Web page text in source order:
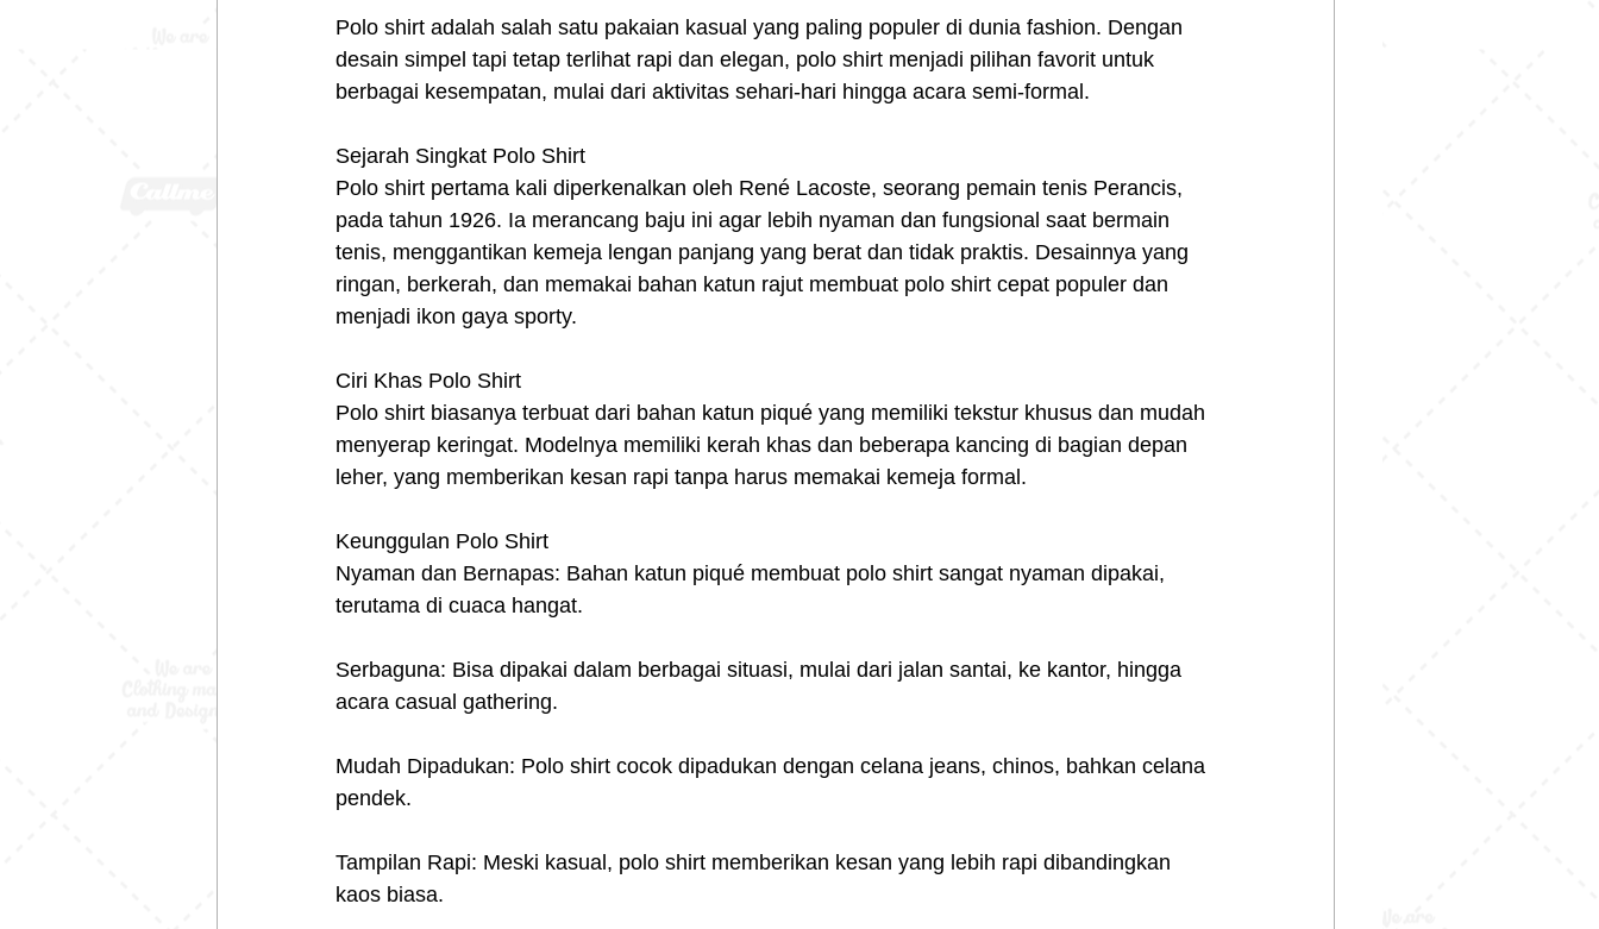
Polo shirt adalah salah satu pakaian kasual yang paling populer di dunia fashion. Dengan
desain simpel tapi tetap terlihat rapi dan elegan, polo shirt menjadi pilihan favorit untuk
berbagai kesempatan, mulai dari aktivitas sehari-hari hingga acara semi-formal.
Sejarah Singkat Polo Shirt
Polo shirt pertama kali diperkenalkan oleh René Lacoste, seorang pemain tenis Perancis,
pada tahun 1926. Ia merancang baju ini agar lebih nyaman dan fungsional saat bermain
tenis, menggantikan kemeja lengan panjang yang berat dan tidak praktis. Desainnya yang
ringan, berkerah, dan memakai bahan katun rajut membuat polo shirt cepat populer dan
menjadi ikon gaya sporty.
Ciri Khas Polo Shirt
Polo shirt biasanya terbuat dari bahan katun piqué yang memiliki tekstur khusus dan mudah
menyerap keringat. Modelnya memiliki kerah khas dan beberapa kancing di bagian depan
leher, yang memberikan kesan rapi tanpa harus memakai kemeja formal.
Keunggulan Polo Shirt
Nyaman dan Bernapas: Bahan katun piqué membuat polo shirt sangat nyaman dipakai,
terutama di cuaca hangat.
Serbaguna: Bisa dipakai dalam berbagai situasi, mulai dari jalan santai, ke kantor, hingga
acara casual gathering.
Mudah Dipadukan: Polo shirt cocok dipadukan dengan celana jeans, chinos, bahkan celana
pendek.
Tampilan Rapi: Meski kasual, polo shirt memberikan kesan yang lebih rapi dibandingkan
kaos biasa.